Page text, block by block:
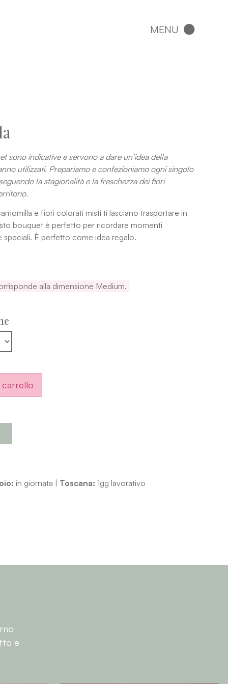
sono indicative e servono a dare un’idea della
utilizzati. Prepariamo e confezioniamo ogni singolo
la stagionalità e la freschezza dei fiori
e fiori colorati misti ti lasciano trasportare in
bouquet è perfetto per ricordare momenti
speciali. È perfetto come idea regalo.
alla dimensione Medium.
carrello
in giornata | Toscana: 1gg lavorativo
e